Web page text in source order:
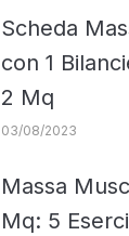
Scheda
con 1
2 Mq
03/08/2023
Massa
Mq: 5